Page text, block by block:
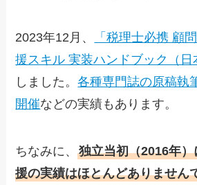
2023年12月、
「税理士必携 顧
援スキル 実装ハンドブック（日
しました。各種専門誌の原稿執
開催などの実績もあります。
ちなみに、独立当初（2016年
援の実績はほとんどありません